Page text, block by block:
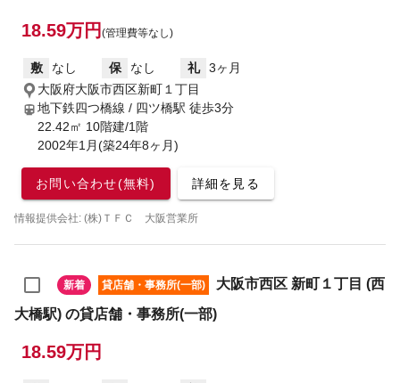
18.59万円 (管理費等なし)
敷 なし 保 なし 礼
3ヶ月
大阪府大阪市西区新町１丁目
地下鉄四つ橋線 / 四ツ橋駅 徒歩3分
22.42㎡ 10階建/1階
2002年1月(築24年8ヶ月)
お問い合わせ(無料) 詳細を見る
情報提供会社: (株)ＴＦＣ 大阪営業所
新着 貸店舗・事務所(一部)
大阪市西区 新町１丁目 (西
大橋駅) の貸店舗・事務所(一部)
18.59万円